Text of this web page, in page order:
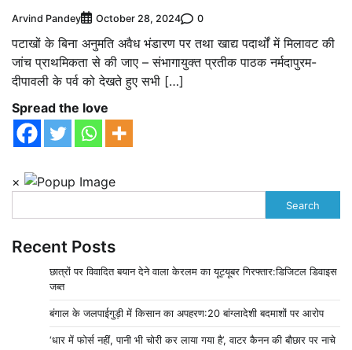
Arvind Pandey October 28, 2024 0
पटाखों के बिना अनुमति अवैध भंडारण पर तथा खाद्य पदार्थों में मिलावट की
जांच प्राथमिकता से की जाए – संभागायुक्त प्रतीक पाठक नर्मदापुरम-
दीपावली के पर्व को देखते हुए सभी […]
Spread the love
×
Search
Recent Posts
छात्रों पर विवादित बयान देने वाला केरलम का यूट्यूबर गिरफ्तार:डिजिटल डिवाइस
जब्त
बंगाल के जलपाईगुड़ी में किसान का अपहरण:20 बांग्लादेशी बदमाशों पर आरोप
‘धार में फोर्स नहीं, पानी भी चोरी कर लाया गया है’, वाटर कैनन की बौछार पर नाचे